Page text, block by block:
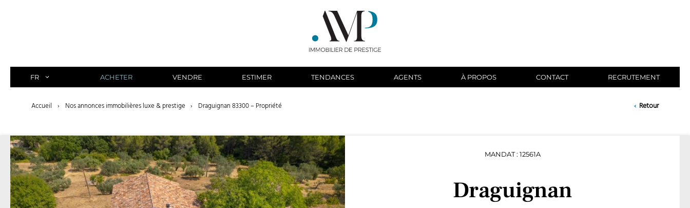
FR ACHETER VENDRE ESTIMER TENDANCES AGENTS À PROPOS CONTACT RECRUTEMENT
Accueil › Nos annonces immobilières luxe & prestige › Draguignan 83300 – Propriété ‹ Retour
MANDAT : 12561A
Draguignan